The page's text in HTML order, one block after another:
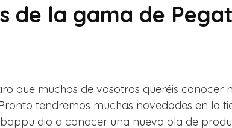
de la gama de
que muchos de vosotros queréis conocer
tendremos muchas novedades en la
dio a conocer una nueva ola de